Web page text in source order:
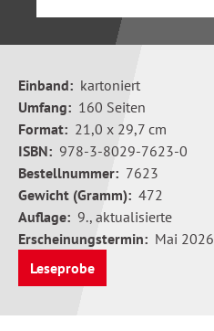
Einband: kartoniert
Umfang: 160 Seiten
Format: 21,0 x 29,7 cm
ISBN: 978-3-8029-7623-0
Bestellnummer: 7623
Gewicht (Gramm): 472
Auflage: 9., aktualisierte
Erscheinungstermin: Mai 2026
Leseprobe